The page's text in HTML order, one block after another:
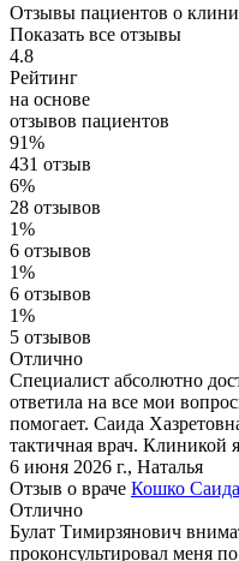
Отзывы пациентов о
Показать все отзывы
4.8
Рейтинг
на основе
отзывов пациентов
91%
431 отзыв
6%
28 отзывов
1%
6 отзывов
1%
6 отзывов
1%
5 отзывов
Отлично
Специалист абсолютно
ответила на все мои
помогает. Саида
тактичная врач. Клиникой
6 июня 2026 г., Наталья
Отзыв о враче Кошко
Отлично
Булат Тимирзянович
проконсультировал меня